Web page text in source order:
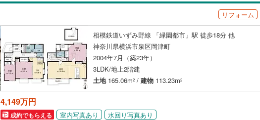
リフォーム
相模鉄道いずみ野線 「緑園都市」駅 徒歩18分 他
神奈川県横浜市泉区岡津町
2004年7月（築23年）
3LDK/地上2階建
土地165.06m2 / 建物 113.23m2
4,149万円
成約でもらえる 室内写真あり
水回り写真あり
福岡 佐賀 長崎 熊本
磐越東線(0 )
只見線(0) 陸羽東線
奥羽本線( 0
男鹿線(0) 五能線(0)
羽越本線(0) 白新線
吹き抜け（1） バリアフリー住宅（0）
二世帯向け（0） 平屋・1階建て（0）
サービスルーム（納戸）（2）
立地
最寄りの駅が始発駅（0） 海まで2km以内（0）
配置、向き、建ち方、日当たり
保存した条件を見る